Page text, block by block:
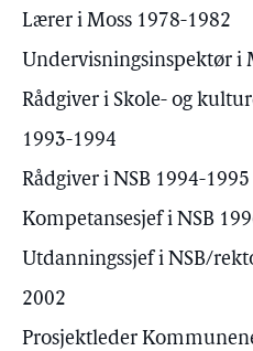
Lærer i Moss 1978-1982
Undervisningsinspektør i
Rådgiver i Skole- og
1993-1994
Rådgiver i NSB 1994-1995
Kompetansesjef i NSB
Utdanningssjef i NSB/
2002
Prosjektleder